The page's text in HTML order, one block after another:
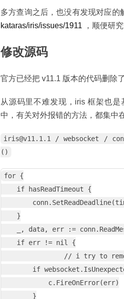
多方查询之后，也没有发现对应的
kataras/iris/issues/1911 ，顺便研
修改源码
官方已经把 v11.1 版本的代码删除
从源码里不难发现，iris 框架也
中，有关对外报错的方法，都集中
iris@v11.1.1 / websocket /
()
for {
    if hasReadTimeout {
    }
_, data, err :=
    if err != nil {
// i try to
if
            c.FireOnError(err)
        }